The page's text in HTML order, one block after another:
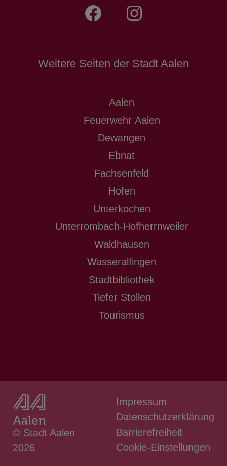
Weitere Seiten der Stadt Aalen
Aalen
Feuerwehr Aalen
Dewangen
Ebnat
Fachsenfeld
Hofen
Unterkochen
Unterrombach-Hofherrnweiler
Waldhausen
Wasseralfingen
Stadtbibliothek
Tiefer Stollen
Tourismus
© Stadt Aalen
2026
Impressum
Datenschutzerklärung
Barrierefreiheit
Cookie-Einstellungen